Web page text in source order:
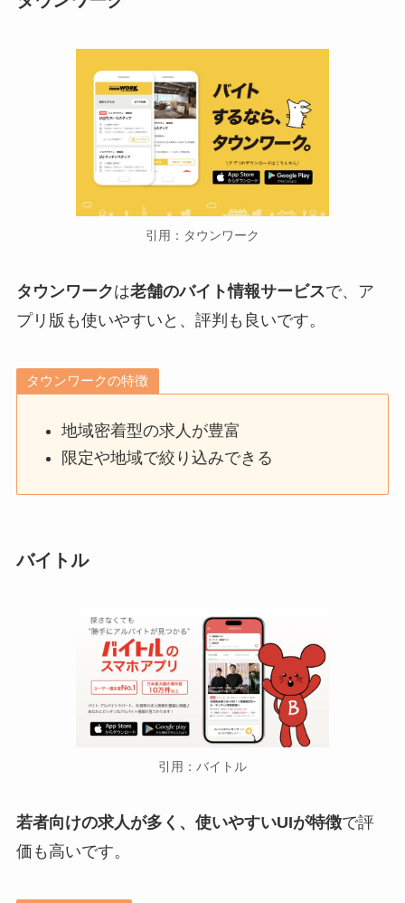
引用：タウンワーク
タウンワークは老舗のバイト情報サービスで、ア
プリ版も使いやすいと、評判も良いです。
タウンワークの特徴
地域密着型の求人が豊富
限定や地域で絞り込みできる
バイトル
引用：バイトル
若者向けの求人が多く、使いやすいUIが特徴で評
価も高いです。